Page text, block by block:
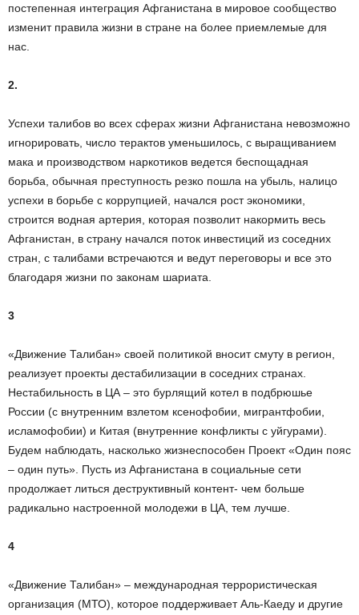
постепенная интеграция Афганистана в мировое сообщество
изменит правила жизни в стране на более приемлемые для
нас.
2.
Успехи талибов во всех сферах жизни Афганистана невозможно
игнорировать, число терактов уменьшилось, с выращиванием
мака и производством наркотиков ведется беспощадная
борьба, обычная преступность резко пошла на убыль, налицо
успехи в борьбе с коррупцией, начался рост экономики,
строится водная артерия, которая позволит накормить весь
Афганистан, в страну начался поток инвестиций из соседних
стран, с талибами встречаются и ведут переговоры и все это
благодаря жизни по законам шариата.
3
«Движение Талибан» своей политикой вносит смуту в регион,
реализует проекты дестабилизации в соседних странах.
Нестабильность в ЦА – это бурлящий котел в подбрюшье
России (с внутренним взлетом ксенофобии, мигрантфобии,
исламофобии) и Китая (внутренние конфликты с уйгурами).
Будем наблюдать, насколько жизнеспособен Проект «Один пояс
– один путь». Пусть из Афганистана в социальные сети
продолжает литься деструктивный контент- чем больше
радикально настроенной молодежи в ЦА, тем лучше.
4
«Движение Талибан» – международная террористическая
организация (МТО), которое поддерживает Аль-Каеду и другие